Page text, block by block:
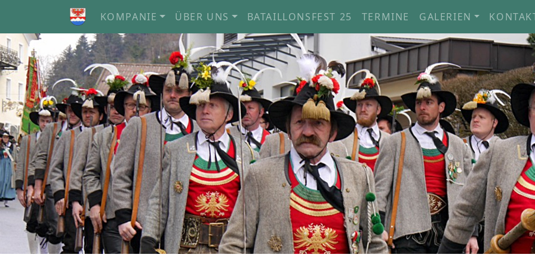
KOMPANIE ÜBER UNS BATAILLONSFEST 25 TERMINE GALERIEN